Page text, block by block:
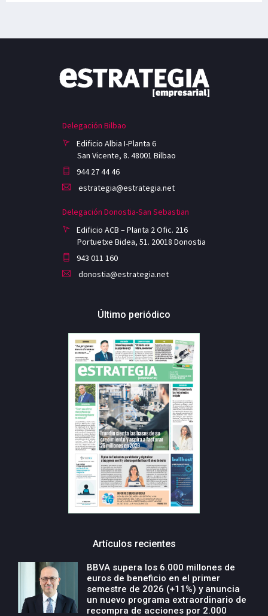
Delegación Bilbao
Edificio Albia I-Planta 6
San Vicente, 8. 48001 Bilbao
944 27 44 46
estrategia@estrategia.net
Delegación Donostia-San Sebastian
Edificio ACB – Planta 2 Ofic. 216
Portuetxe Bidea, 51. 20018 Donostia
943 011 160
donostia@estrategia.net
Último periódico
Artículos recientes
BBVA supera los 6.000 millones de
euros de beneficio en el primer
semestre de 2026 (+11%) y anuncia
un nuevo programa extraordinario de
recompra de acciones por 2.000